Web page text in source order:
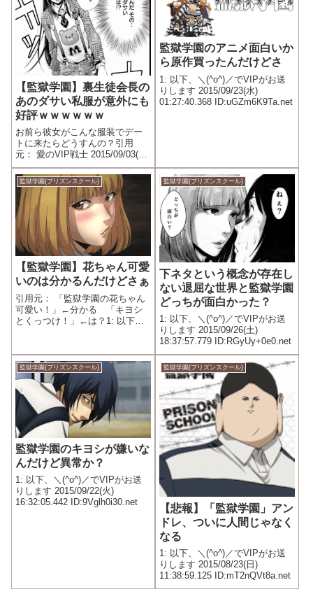
【監獄学園】裏生徒会長の
あのダサい私服が意外にも
好評ｗｗｗｗｗｗ
お前ら彼女がこんな服装でデー
トに来たらどうすんの？引用
元： 愛のVIP戦士 2015/09/03(木)
09:42:17.943 ID:iX8iamvn0.net
監獄学園のアニメ面白いか
ら原作買ったんだけどさ
1: 以下、＼(^o^)／でVIPがお送
りします 2015/09/23(水)
01:27:40.368 ID:uGZm6K9Ta.net
監獄学園(プリズンスクール)
【監獄学園】花ちゃん可愛
いのは分かるんだけどさぁ
引用元： 「監獄学園の花ちゃん
可愛い！」←分かる 「キヨシ
とくっつけ！」←は？1: 以下、
ID:iTez2Z5aa.net そういうのい
らない
監獄学園(プリズンスクール)
下ネタという概念が存在し
ない退屈な世界と監獄学園
どっちが面白かった？
1: 以下、＼(^o^)／でVIPがお送
りします 2015/09/26(土)
18:37:57.779 ID:RGyUy+0e0.net
監獄学園(プリズンスクール)
監獄学園のキヨシが嫌いな
んだけど異常か？
1: 以下、＼(^o^)／でVIPがお送
りします 2015/09/22(火)
16:32:05.442 ID:9Vglh0i30.net
監獄学園(プリズンスクール)
【悲報】「監獄学園」アン
ドレ、ついに人間じゃなく
なる
1: 以下、＼(^o^)／でVIPがお送
りします 2015/08/23(日)
11:38:59.125 ID:mT2nQVt8a.net